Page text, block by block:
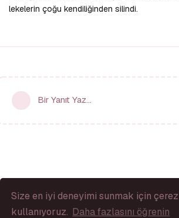
Size en iyi deneyimi sunmak için
kullanıyoruz. Daha fazlasını öğrenin
lekelerin çoğu kendiliğinden silindi.
Bir Yanıt Yaz...